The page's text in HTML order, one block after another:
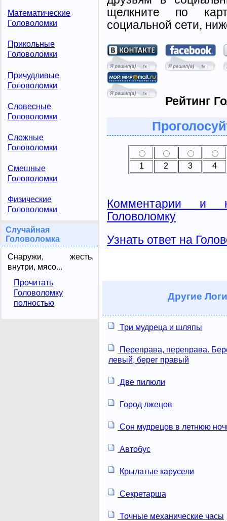
Математические
Головоломки
Прикольные
Головоломки
Причудливые
Головоломки
Словесные
Головоломки
Сложные
Головоломки
Смешные
Головоломки
Физические
Головоломки
Случайная
Головоломка
Снаружи, жесть,
внутри, мясо...
Прочитать
Головоломку
полностью
щелкните по
социальной сети,
Рейтинг
1 2 3 4
Комментарии и
Головоломку
Узнать ответ на
Другие
Три мудреца и шляпы
Переправа, переправа.
левый, берег правый
Две пилюли
Город лжецов
Сон мудрецов в летнюю
Автобус
Крылатые карусели
Секретарша
Точные механические часы